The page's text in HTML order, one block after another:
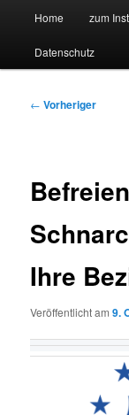
Zum
primären
Zum
sekundären
Home zum
Datenschutz
Beitragsnavigation
← Vorheriger
Ihre
Veröffentlicht am9.